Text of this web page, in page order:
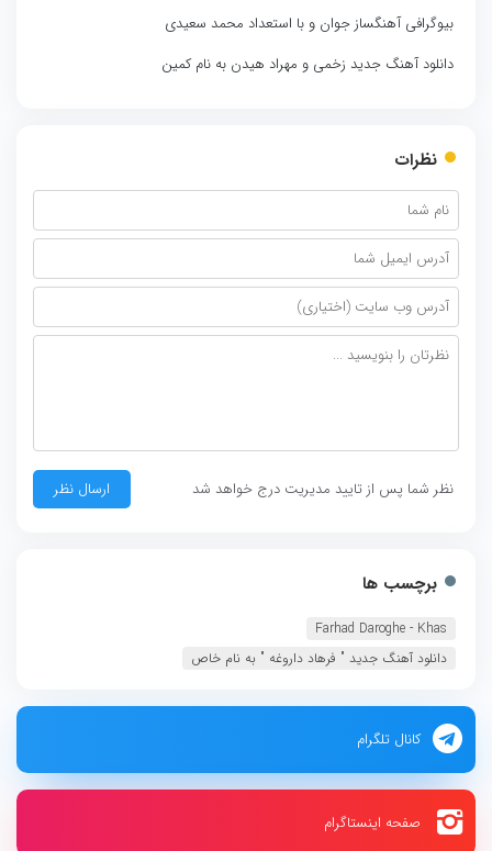
بیوگرافی آهنگساز جوان و با استعداد محمد سعیدی
دانلود آهنگ جدید زخمی و مهراد هیدن به نام کمین
نظرات
نظر شما پس از تایید مدیریت درج خواهد شد
برچسب ها
Farhad Daroghe - Khas‏
دانلود آهنگ جديد " فرهاد داروغه " به نام خاص
کانال تلگرام
صفحه اینستاگرام